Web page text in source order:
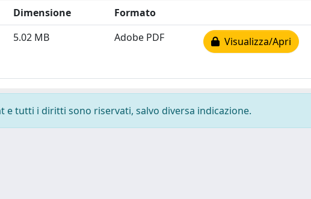
Dimensione
Formato
5.02 MB Adobe PDF Visualizza/Apri
tutti i diritti sono riservati, salvo diversa indicazione.